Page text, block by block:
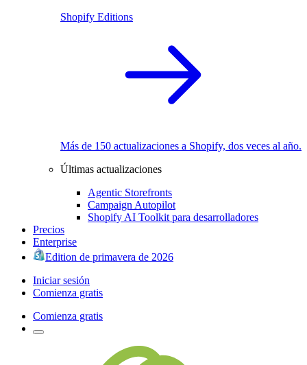
Shopify Editions
Más de 150 actualizaciones a Shopify, dos veces al año.
Últimas actualizaciones
Agentic Storefronts
Campaign Autopilot
Shopify AI Toolkit para desarrolladores
Precios
Enterprise
Edition de primavera de 2026
Iniciar sesión
Comienza gratis
Comienza gratis